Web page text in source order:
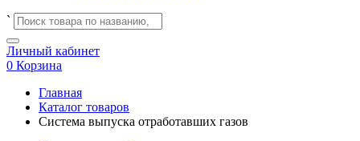
`
Личный кабинет
0 Корзина
Главная
Каталог товаров
Система выпуска отработавших газов